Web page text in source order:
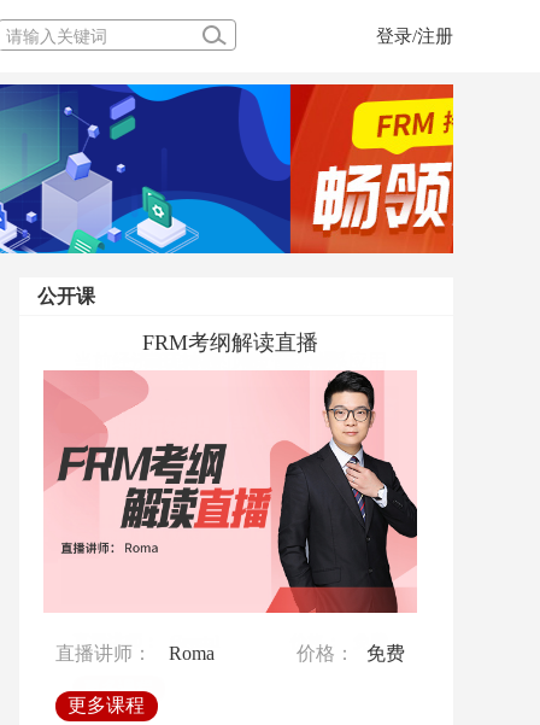
登录/注册
公开课
直播讲师： 价格： 免费
更多课程
直播讲师： 价格： 免费
更多课程
FRM考纲解读直播
直播讲师： Roma 价格： 免费
更多课程